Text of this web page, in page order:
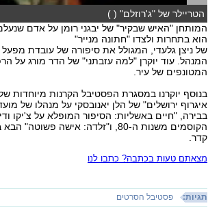
הטריילר של "ג'רוזלם" ( )
המותחן "האיש שבקיר" של יבגני רומן על אדם
הוא בתחרות ולצדו "חתונה מנייר"
של ניצן גלעדי, המגולל את סיפורה של עובדת
המנהל. עוד יוקרן "למה עזבתני" של הדר מורג על
המטונפים של עיר.
בנוסף יוקרנו במסגרת הפסטיבל הקרנות מיוחדות
איגרוף ירושלים" של הלן יאנובסקי על מנהלו של
בבירה, "חיים באשליות: הסיפור המופלא על צ'יקו
הקוסמים משנות ה-80, ו"זלדה: אישה
קדר.
מצאתם טעות בכתבה? כתבו לנו
תגיות: פסטיבל הסרטים